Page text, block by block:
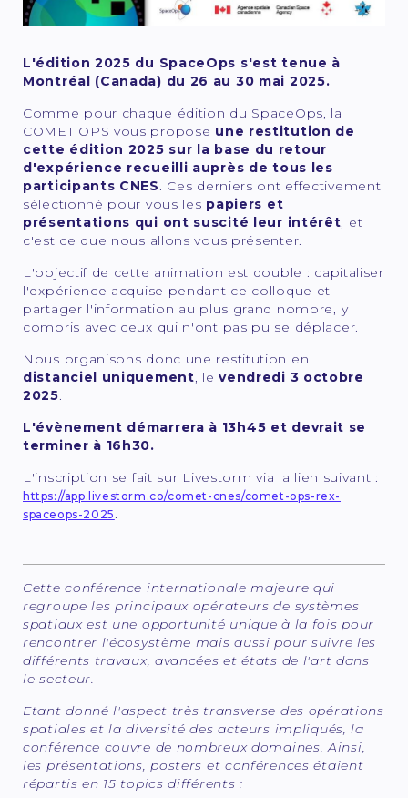
L'édition 2025 du SpaceOps s'est tenue à
Montréal (Canada) du 26 au 30 mai 2025.
Comme pour chaque édition du SpaceOps, la
COMET OPS vous propose une restitution de
cette édition 2025 sur la base du retour
d'expérience recueilli auprès de tous les
participants CNES. Ces derniers ont effectivement
sélectionné pour vous les papiers et
présentations qui ont suscité leur intérêt, et
c'est ce que nous allons vous présenter.
L'objectif de cette animation est double : capitaliser
l'expérience acquise pendant ce colloque et
partager l'information au plus grand nombre, y
compris avec ceux qui n'ont pas pu se déplacer.
Nous organisons donc une restitution en
distanciel uniquement, levendredi 3 octobre
2025.
L'évènement démarrera à 13h45 et devrait se
terminer à 16h30.
L'inscription se fait sur Livestorm via la lien suivant :
https://app.livestorm.co/comet-cnes/comet-ops-rex-
spaceops-2025 .
Cette conférence internationale majeure qui
regroupe les principaux opérateurs de systèmes
spatiaux est une opportunité unique à la fois pour
rencontrer l'écosystème mais aussi pour suivre les
différents travaux, avancées et états de l'art dans
le secteur.
Etant donné l'aspect très transverse des opérations
spatiales et la diversité des acteurs impliqués, la
conférence couvre de nombreux domaines. Ainsi,
les présentations, posters et conférences étaient
répartis en 15 topics différents :